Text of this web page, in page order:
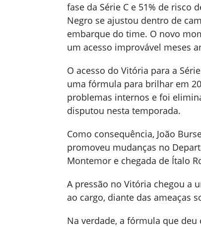
fase da Série C e 51% de risco
Negro se ajustou dentro de
embarque do time. O novo
um acesso improvável meses
O acesso do Vitória para a
uma fórmula para brilhar em
problemas internos e foi
disputou nesta temporada.
Como consequência, João
promoveu mudanças no
Montemor e chegada de Ítalo
A pressão no Vitória chegou a
ao cargo, diante das ameaças
Na verdade, a fórmula que